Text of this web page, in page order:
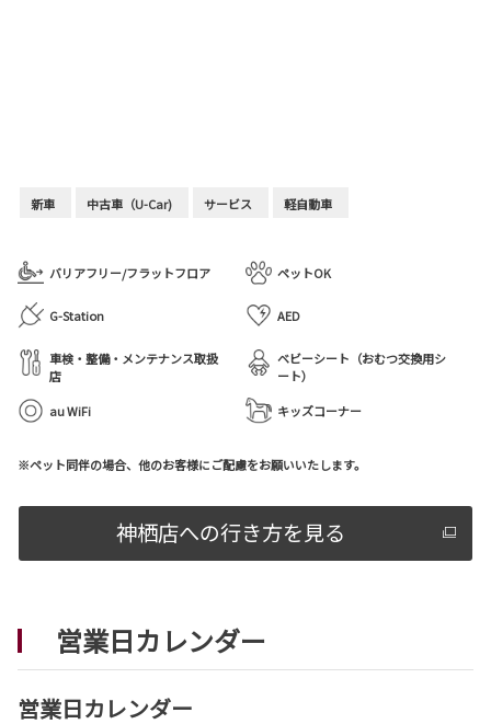
新車 中古車（U-Car) サービス 軽自動車
バリアフリー/フラットフロア ペットOK
G-Station AED
車検・整備・メンテナンス取扱
店
ベビーシート（おむつ交換用シ
ート）
au WiFi
キッズコーナー
※ペット同伴の場合、他のお客様にご配慮をお願いいたします。
神栖店への行き方を見る
営業日カレンダー
営業日カレンダー